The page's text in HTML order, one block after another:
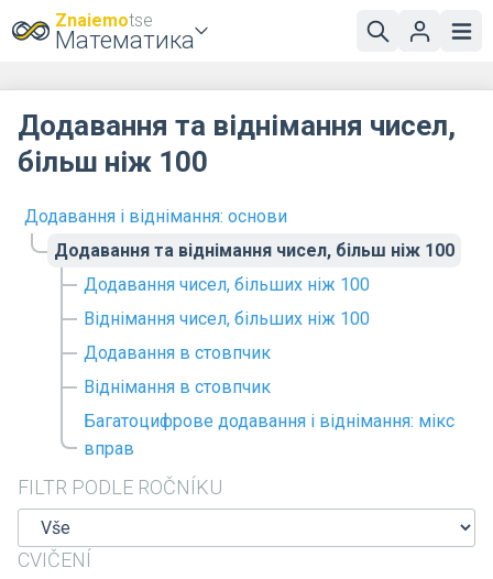
Znaiemotse
Математика
Додавання і віднімання: основи
Додавання та віднімання чисел, більш ніж 100
Додавання чисел, більших ніж 100
Віднімання чисел, більших ніж 100
Додавання в стовпчик
Віднімання в стовпчик
Багатоцифрове додавання і віднімання: мікс
вправ
FILTR PODLE ROČNÍKU
CVIČENÍ
Додавання та віднімання чисел,
більш ніж 100